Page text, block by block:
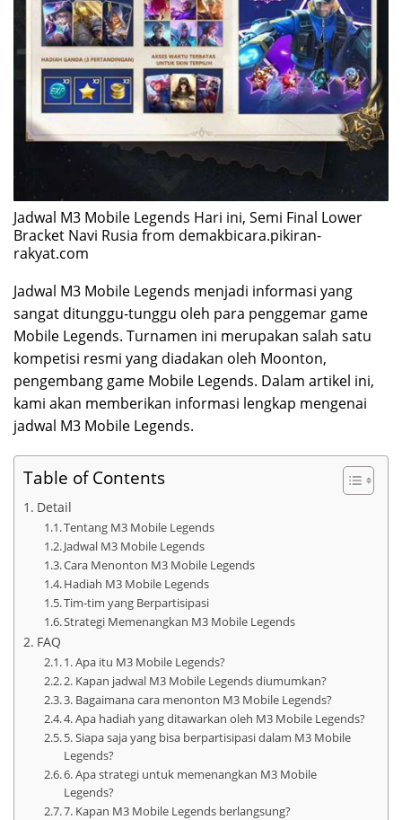
Jadwal M3 Mobile Legends Hari ini, Semi Final Lower
Bracket Navi Rusia from demakbicara.pikiran-
rakyat.com
Jadwal M3 Mobile Legends menjadi informasi yang
sangat ditunggu-tunggu oleh para penggemar game
Mobile Legends. Turnamen ini merupakan salah satu
kompetisi resmi yang diadakan oleh Moonton,
pengembang game Mobile Legends. Dalam artikel ini,
kami akan memberikan informasi lengkap mengenai
jadwal M3 Mobile Legends.
Table of Contents
Detail
Tentang M3 Mobile Legends
Jadwal M3 Mobile Legends
Cara Menonton M3 Mobile Legends
Hadiah M3 Mobile Legends
Tim-tim yang Berpartisipasi
Strategi Memenangkan M3 Mobile Legends
FAQ
1. Apa itu M3 Mobile Legends?
2. Kapan jadwal M3 Mobile Legends diumumkan?
3. Bagaimana cara menonton M3 Mobile Legends?
4. Apa hadiah yang ditawarkan oleh M3 Mobile Legends?
5. Siapa saja yang bisa berpartisipasi dalam M3 Mobile
Legends?
6. Apa strategi untuk memenangkan M3 Mobile
Legends?
7. Kapan M3 Mobile Legends berlangsung?